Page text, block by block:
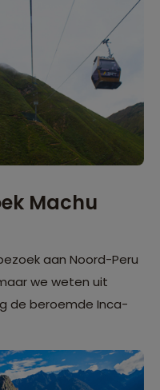
Machu
aan Noord-Peru
we weten uit
de beroemde Inca-